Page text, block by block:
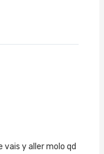
vais y aller molo qd